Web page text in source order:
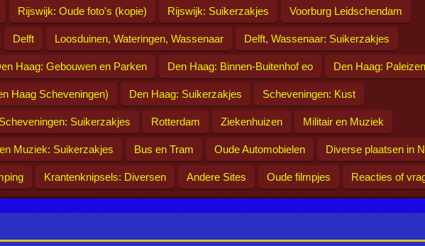
Rijswijk: Oude foto's (kopie) Rijswijk: Suikerzakjes Voorburg Leidschendam
Delft Loosduinen, Wateringen, Wassenaar Delft, Wassenaar: Suikerzakjes
Haag: Gebouwen en Parken Den Haag: Binnen-Buitenhof eo Den Haag: Paleizen
Haag Scheveningen) Den Haag: Suikerzakjes Scheveningen: Kust
Suikerzakjes Rotterdam Ziekenhuizen Militair en Muziek
Muziek: Suikerzakjes Bus en Tram Oude Automobielen Diverse plaatsen in
Krantenknipsels: Diversen Andere Sites Oude filmpjes Reacties of